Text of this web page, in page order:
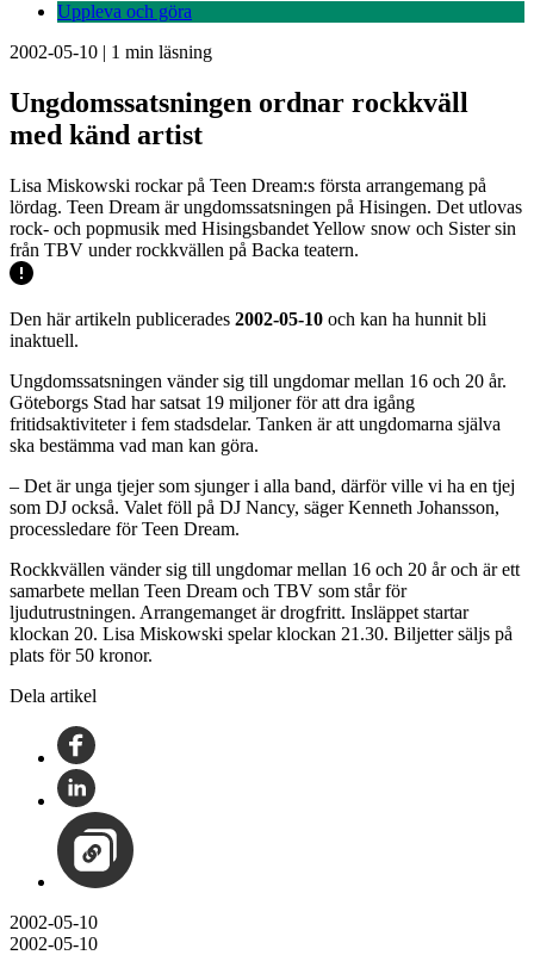
Uppleva och göra
2002-05-10 | 1 min läsning
Ungdomssatsningen ordnar rockkväll
med känd artist
Lisa Miskowski rockar på Teen Dream:s första arrangemang på
lördag. Teen Dream är ungdomssatsningen på Hisingen. Det utlovas
rock- och popmusik med Hisingsbandet Yellow snow och Sister sin
från TBV under rockkvällen på Backa teatern.
Den här artikeln publicerades 2002-05-10 och kan ha hunnit bli
inaktuell.
Ungdomssatsningen vänder sig till ungdomar mellan 16 och 20 år.
Göteborgs Stad har satsat 19 miljoner för att dra igång
fritidsaktiviteter i fem stadsdelar. Tanken är att ungdomarna själva
ska bestämma vad man kan göra.
– Det är unga tjejer som sjunger i alla band, därför ville vi ha en tjej
som DJ också. Valet föll på DJ Nancy, säger Kenneth Johansson,
processledare för Teen Dream.
Rockkvällen vänder sig till ungdomar mellan 16 och 20 år och är ett
samarbete mellan Teen Dream och TBV som står för
ljudutrustningen. Arrangemanget är drogfritt. Insläppet startar
klockan 20. Lisa Miskowski spelar klockan 21.30. Biljetter säljs på
plats för 50 kronor.
Dela artikel
2002-05-10
2002-05-10